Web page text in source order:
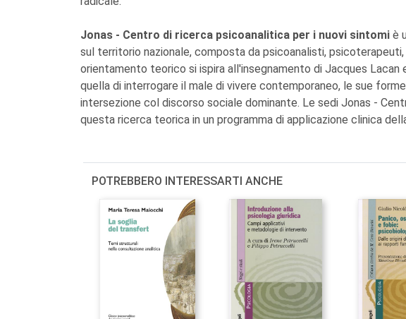
Jonas - Centro di ricerca psicoanalitica per i nuovi sintomi è
sul territorio nazionale, composta da psicoanalisti,
orientamento teorico si ispira all'insegnamento di Jacques Lacan
quella di interrogare il male di vivere contemporaneo, le sue
intersezione col discorso sociale dominante. Le sedi Jonas -
questa ricerca teorica in un programma di applicazione clinica
POTREBBERO INTERESSARTI ANCHE